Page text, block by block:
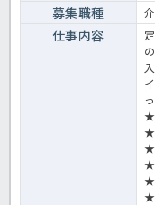
募集職種
仕事内容
★
★
★
★
★
★